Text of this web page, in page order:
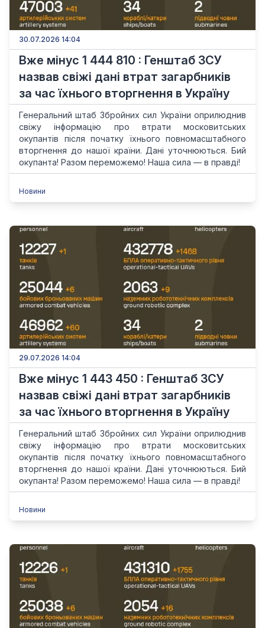
30.07.2026 14:04
Вже мінус 1 444 810 : Генштаб ЗСУ
назвав свіжі дані втрат загарбників
за час їхнього вторгнення в Україну
Генеральний штаб Збройних сил України оприлюднив
свіжу інформацію про втрати московитських
окупантів після початку їхнього повномасштабного
вторгнення до нашої країни. Дані уточнюються. Бий
окупанта! Разом переможемо! Наша сила — в правді!
Новини
29.07.2026 14:04
Вже мінус 1 443 450 : Генштаб ЗСУ
назвав свіжі дані втрат загарбників
за час їхнього вторгнення в Україну
Генеральний штаб Збройних сил України оприлюднив
свіжу інформацію про втрати московитських
окупантів після початку їхнього повномасштабного
вторгнення до нашої країни. Дані уточнюються. Бий
окупанта! Разом переможемо! Наша сила — в правді!
Новини